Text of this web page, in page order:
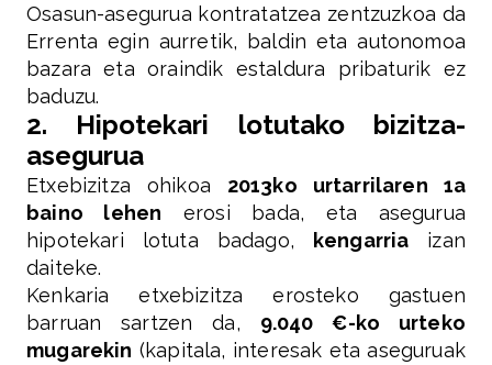
Osasun-asegurua kontratatzea zentzuzkoa da
Errenta egin aurretik, baldin eta autonomoa
bazara eta oraindik estaldura pribaturik ez
baduzu.
2. Hipotekari lotutako bizitza-
asegurua
Etxebizitza ohikoa 2013ko urtarrilaren 1a
baino lehen erosi bada, eta asegurua
hipotekari lotuta badago,
kengarria izan
daiteke.
Kenkaria etxebizitza erosteko gastuen
barruan sartzen da, 9.040 €-ko urteko
mugarekin (kapitala, interesak eta aseguruak